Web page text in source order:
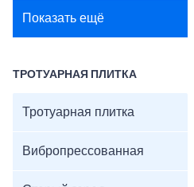
Показать ещё
ТРОТУАРНАЯ ПЛИТКА
Тротуарная плитка
Вибропрессованная